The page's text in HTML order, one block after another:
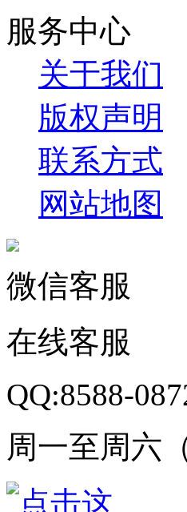
服务中心
关于我们
版权声明
联系方式
网站地图
微信客服
在线客服
QQ:8588-
周一至周六